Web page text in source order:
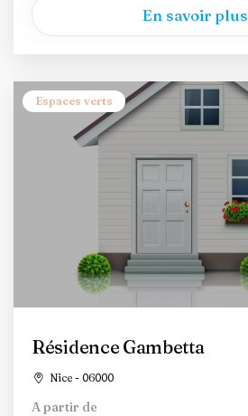
En savoir plus
Espaces verts
Résidence Gambetta
Nice - 06000
A partir de